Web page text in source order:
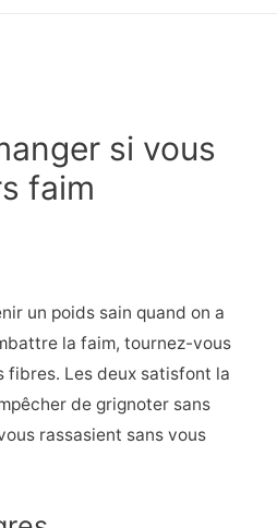
si vous
faim
un poids sain quand on a
la faim, tournez-vous
fibres. Les deux satisfont la
de grignoter sans
rassasient sans vous